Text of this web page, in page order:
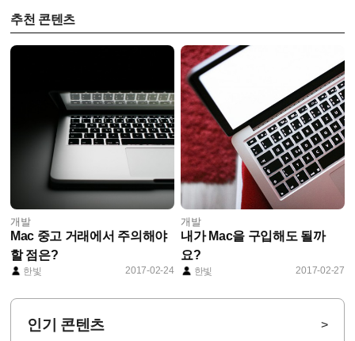
추천 콘텐츠
개발
Mac 중고 거래에서 주의해야
할 점은?
한빛 2017-02-24
개발
내가 Mac을 구입해도 될까
요?
한빛 2017-02-27
인기 콘텐츠 >